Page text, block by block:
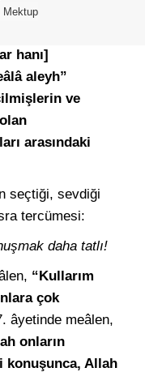
Mektup
hanı]
aleyh”
ve
arasındaki
seçtiği, sevdiği
tercümesi:
daha tatlı!
“Kullarım
çok
âyetinde meâlen,
onların
Allah